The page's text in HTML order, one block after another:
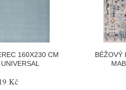
160X230 CM
Kč
BÉŽOVÝ